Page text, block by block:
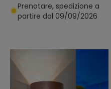
Prenotare, spedizione a
partire dal 09/09/2026